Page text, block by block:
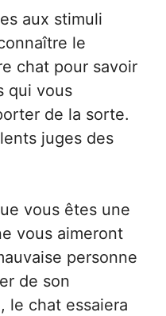
aux stimuli
le
chat pour savoir
qui vous
de la sorte.
juges des
vous êtes une
vous aimeront
personne
de son
le chat essaiera